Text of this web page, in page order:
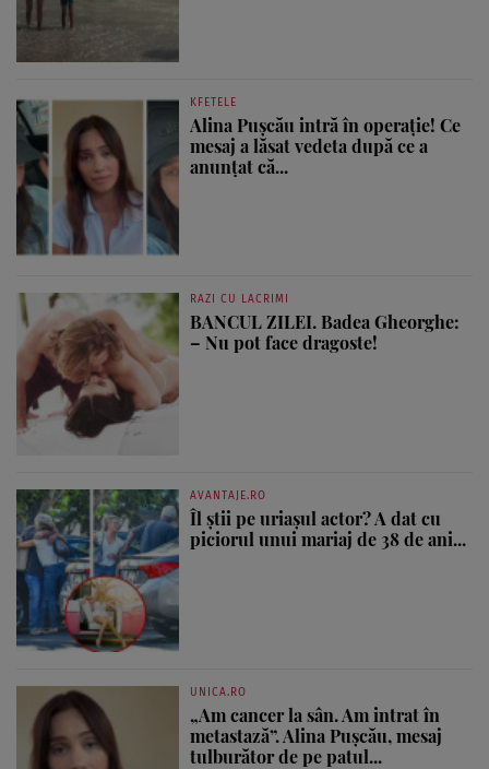
KFETELE
Alina Pușcău intră în operație! Ce
mesaj a lăsat vedeta după ce a
anunțat că...
RAZI CU LACRIMI
BANCUL ZILEI. Badea Gheorghe:
– Nu pot face dragoste!
AVANTAJE.RO
Îl știi pe uriașul actor? A dat cu
piciorul unui mariaj de 38 de ani...
UNICA.RO
„Am cancer la sân. Am intrat în
metastază”. Alina Pușcău, mesaj
tulburător de pe patul...